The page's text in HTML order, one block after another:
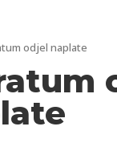
odjel naplate